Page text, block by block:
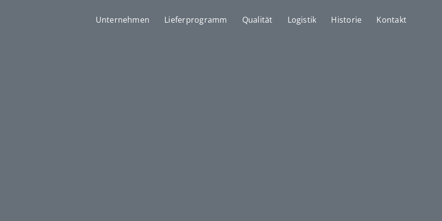
Unternehmen Lieferprogramm Qualität Logistik Historie Kontakt